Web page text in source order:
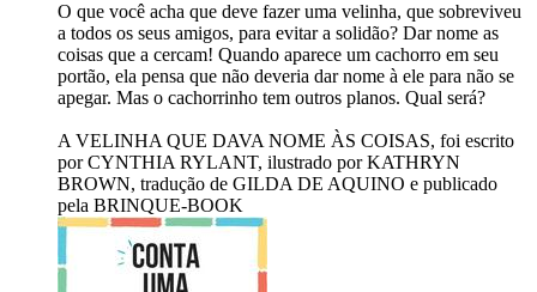
O que você acha que deve fazer uma velinha, que sobreviveu
a todos os seus amigos, para evitar a solidão? Dar nome as
coisas que a cercam! Quando aparece um cachorro em seu
portão, ela pensa que não deveria dar nome à ele para não se
apegar. Mas o cachorrinho tem outros planos. Qual será?
A VELINHA QUE DAVA NOME ÀS COISAS, foi escrito
por CYNTHIA RYLANT, ilustrado por KATHRYN
BROWN, tradução de GILDA DE AQUINO e publicado
pela BRINQUE-BOOK